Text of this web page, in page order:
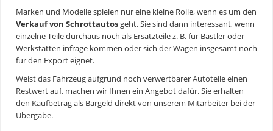
Marken und Modelle spielen nur eine kleine Rolle, wenn es um den
Verkauf von Schrottautosgeht. Sie sind dann interessant, wenn
einzelne Teile durchaus noch als Ersatzteile z. B. für Bastler oder
Werkstätten infrage kommen oder sich der Wagen insgesamt noch
für den Export eignet.
Weist das Fahrzeug aufgrund noch verwertbarer Autoteile einen
Restwert auf, machen wir Ihnen ein Angebot dafür. Sie erhalten
den Kaufbetrag als Bargeld direkt von unserem Mitarbeiter bei der
Übergabe.